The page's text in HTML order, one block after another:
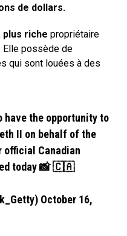
de dollars.
plus riche propriétaire
Elle possède de
qui sont louées à des
have the opportunity to
II on behalf of the
official Canadian
today 📸 🇨🇦
October 16,